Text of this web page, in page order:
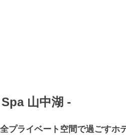
山中湖 -
プライベート空間で過ごすホ